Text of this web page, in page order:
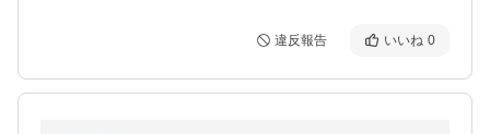
違反報告 いいね 0